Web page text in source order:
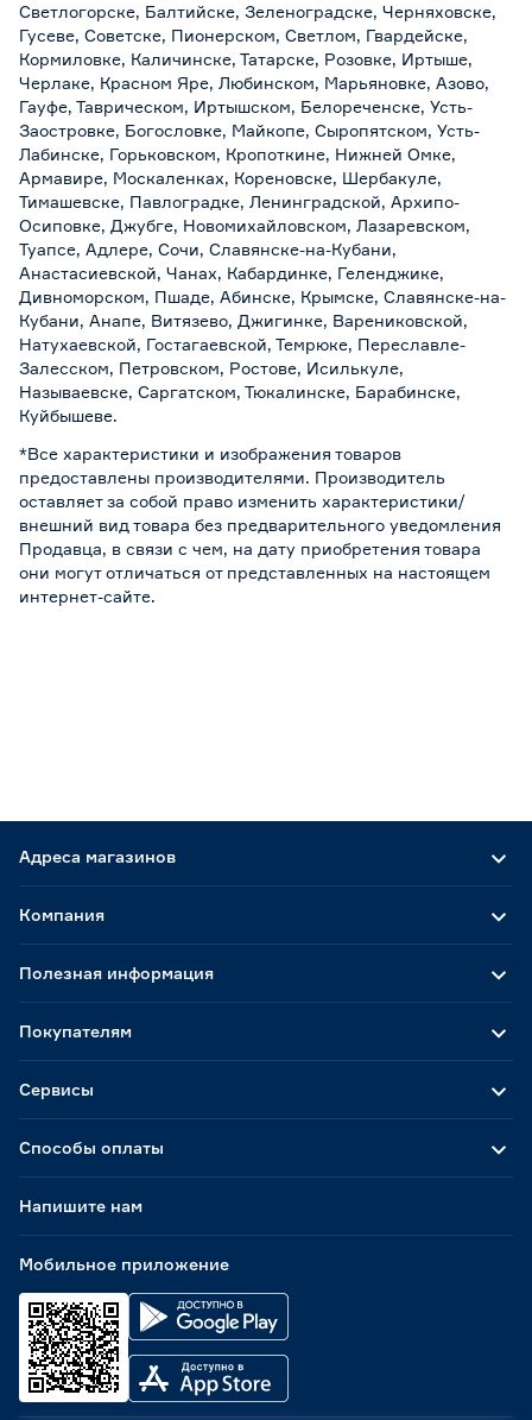
Светлогорске, Балтийске, Зеленоградске, Черняховске,
Гусеве, Советске, Пионерском, Светлом, Гвардейске,
Кормиловке, Каличинске, Татарске, Розовке, Иртыше,
Черлаке, Красном Яре, Любинском, Марьяновке, Азово,
Гауфе, Таврическом, Иртышском, Белореченске, Усть-
Заостровке, Богословке, Майкопе, Сыропятском, Усть-
Лабинске, Горьковском, Кропоткине, Нижней Омке,
Армавире, Москаленках, Кореновске, Шербакуле,
Тимашевске, Павлоградке, Ленинградской, Архипо-
Осиповке, Джубге, Новомихайловском, Лазаревском,
Туапсе, Адлере, Сочи, Славянске-на-Кубани,
Анастасиевской, Чанах, Кабардинке, Геленджике,
Дивноморском, Пшаде, Абинске, Крымске, Славянске-на-
Кубани, Анапе, Витязево, Джигинке, Варениковской,
Натухаевской, Гостагаевской, Темрюке, Переславле-
Залесском, Петровском, Ростове, Исилькуле,
Называевске, Саргатском, Тюкалинске, Барабинске,
Куйбышеве.
*Все характеристики и изображения товаров
предоставлены производителями. Производитель
оставляет за собой право изменить характеристики/
внешний вид товара без предварительного уведомления
Продавца, в связи с чем, на дату приобретения товара
они могут отличаться от представленных на настоящем
интернет-сайте.
Адреса магазинов
Способы оплаты
Мобильное приложение
Компания
Полезная информация
Покупателям
Сервисы
Напишите нам